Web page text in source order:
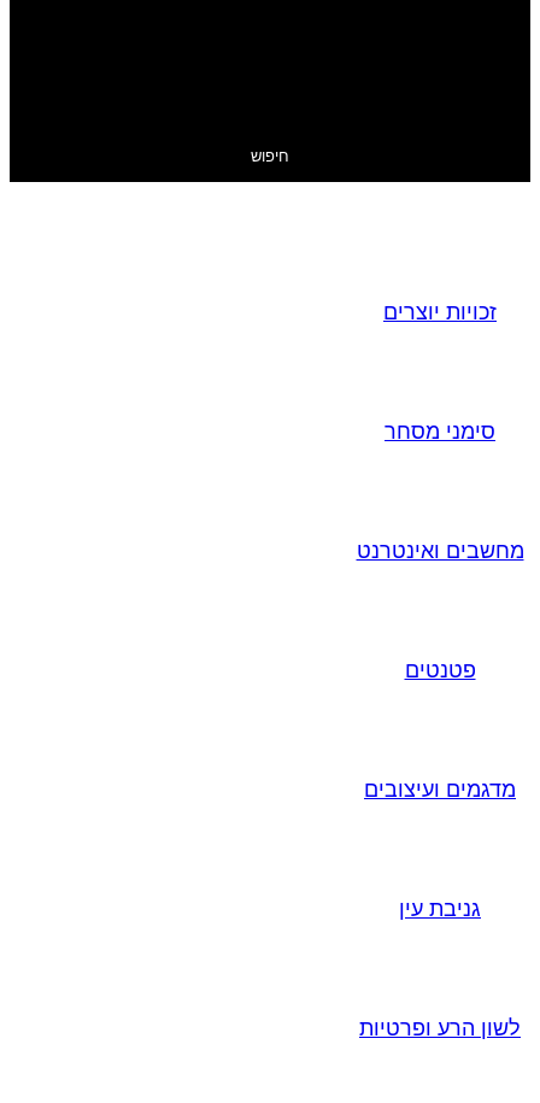
חיפוש
זכויות יוצרים
סימני מסחר
מחשבים ואינטרנט
פטנטים
מדגמים ועיצובים
גניבת עין
לשון הרע ופרטיות